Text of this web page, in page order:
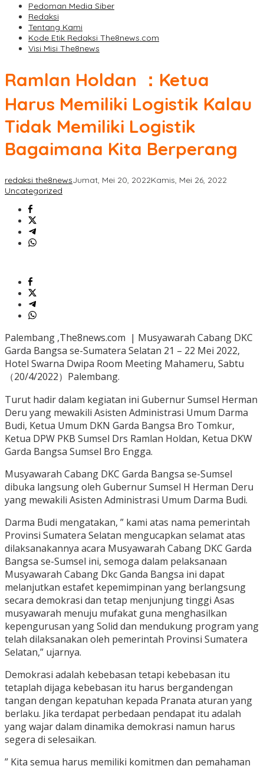
Pedoman Media Siber
Redaksi
Tentang Kami
Kode Etik Redaksi The8news.com
Visi Misi The8news
Ramlan Holdan ：Ketua
Harus Memiliki Logistik Kalau
Tidak Memiliki Logistik
Bagaimana Kita Berperang
redaksi the8newsJumat, Mei 20, 2022Kamis, Mei 26, 2022
Uncategorized
Palembang ,The8news.com | Musyawarah Cabang DKC
Garda Bangsa se-Sumatera Selatan 21 – 22 Mei 2022,
Hotel Swarna Dwipa Room Meeting Mahameru, Sabtu
（20/4/2022）Palembang.
Turut hadir dalam kegiatan ini Gubernur Sumsel Herman
Deru yang mewakili Asisten Administrasi Umum Darma
Budi, Ketua Umum DKN Garda Bangsa Bro Tomkur,
Ketua DPW PKB Sumsel Drs Ramlan Holdan, Ketua DKW
Garda Bangsa Sumsel Bro Engga.
Musyawarah Cabang DKC Garda Bangsa se-Sumsel
dibuka langsung oleh Gubernur Sumsel H Herman Deru
yang mewakili Asisten Administrasi Umum Darma Budi.
Darma Budi mengatakan, ” kami atas nama pemerintah
Provinsi Sumatera Selatan mengucapkan selamat atas
dilaksanakannya acara Musyawarah Cabang DKC Garda
Bangsa se-Sumsel ini, semoga dalam pelaksanaan
Musyawarah Cabang Dkc Ganda Bangsa ini dapat
melanjutkan estafet kepemimpinan yang berlangsung
secara demokrasi dan tetap menjunjung tinggi Asas
musyawarah menuju mufakat guna menghasilkan
kepengurusan yang Solid dan mendukung program yang
telah dilaksanakan oleh pemerintah Provinsi Sumatera
Selatan,” ujarnya.
Demokrasi adalah kebebasan tetapi kebebasan itu
tetaplah dijaga kebebasan itu harus bergandengan
tangan dengan kepatuhan kepada Pranata aturan yang
berlaku. Jika terdapat perbedaan pendapat itu adalah
yang wajar dalam dinamika demokrasi namun harus
segera di selesaikan.
” Kita semua harus memiliki komitmen dan pemahaman